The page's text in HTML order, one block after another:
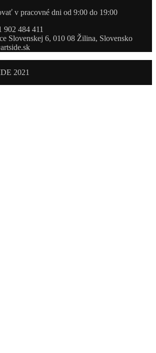
v pracovné dni od 9:00 do 19:00
902 484 411
Slovenskej 6, 010 08 Žilina, Slovensko
2021